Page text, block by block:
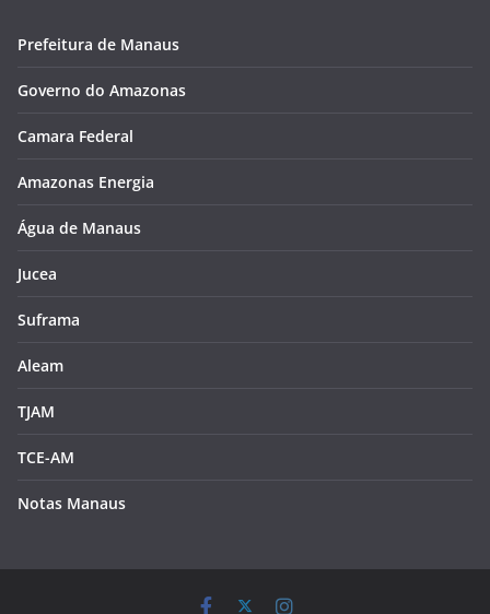
Prefeitura de Manaus
Governo do Amazonas
Camara Federal
Amazonas Energia
Água de Manaus
Jucea
Suframa
Aleam
TJAM
TCE-AM
Notas Manaus